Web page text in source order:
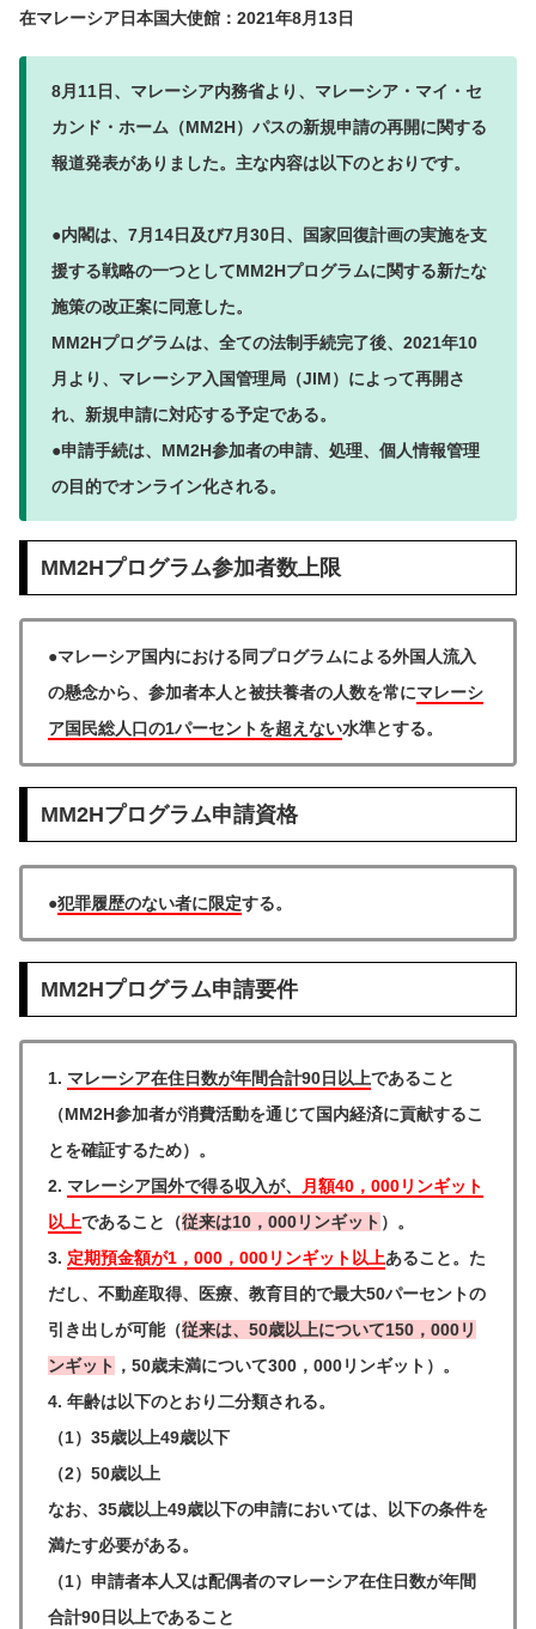
在マレーシア日本国大使館：2021年8月13日
8月11日、マレーシア内務省より、マレーシア・マイ・セ
カンド・ホーム（MM2H）パスの新規申請の再開に関する
報道発表がありました。主な内容は以下のとおりです。
●内閣は、7月14日及び7月30日、国家回復計画の実施を支
援する戦略の一つとしてMM2Hプログラムに関する新たな
施策の改正案に同意した。
MM2Hプログラムは、全ての法制手続完了後、2021年10
月より、マレーシア入国管理局（JIM）によって再開さ
れ、新規申請に対応する予定である。
●申請手続は、MM2H参加者の申請、処理、個人情報管理
の目的でオンライン化される。
MM2Hプログラム参加者数上限
●マレーシア国内における同プログラムによる外国人流入
の懸念から、参加者本人と被扶養者の人数を常にマレーシ
ア国民総人口の1パーセントを超えない水準とする。
MM2Hプログラム申請資格
●犯罪履歴のない者に限定する。
MM2Hプログラム申請要件
1. マレーシア在住日数が年間合計90日以上であること
（MM2H参加者が消費活動を通じて国内経済に貢献するこ
とを確証するため）。
2. マレーシア国外で得る収入が、
月額40，000リンギット
以上であること（従来は10，000リンギット ）。
3. 定期預金額が1，000，000リンギット以上あること。た
だし、不動産取得、医療、教育目的で最大50パーセントの
引き出しが可能（従来は、50歳以上について150，000リ
ンギット ，50歳未満について300，000リンギット）。
4. 年齢は以下のとおり二分類される。
（1）35歳以上49歳以下
（2）50歳以上
なお、35歳以上49歳以下の申請においては、以下の条件を
満たす必要がある。
（1）申請者本人又は配偶者のマレーシア在住日数が年間
合計90日以上であること